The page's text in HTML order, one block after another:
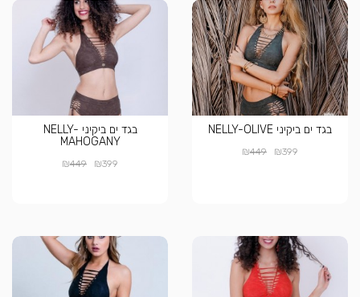
בגד ים ביקיני NELLY-OLIVE
₪399
₪449
בגד ים ביקיני NELLY-
MAHOGANY
₪399
₪449